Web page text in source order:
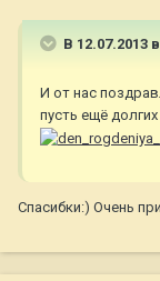
В 12.07.2013
И от нас
пусть ещё
Спасибки:) Очень